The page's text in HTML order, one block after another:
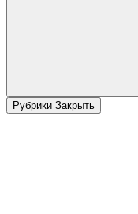
Рубрики Закрыть